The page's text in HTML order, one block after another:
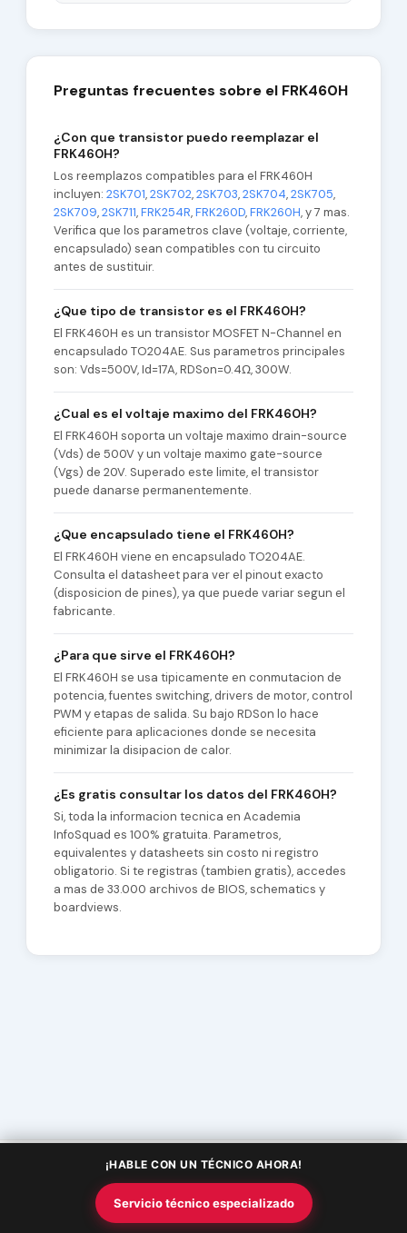
Preguntas frecuentes sobre el FRK460H
¿Con que transistor puedo reemplazar el
FRK460H?
Los reemplazos compatibles para el FRK460H
incluyen: 2SK701,2SK702,2SK703,2SK704,2SK705,
2SK709,2SK711,FRK254R,FRK260D,FRK260H, y 7 mas.
Verifica que los parametros clave (voltaje, corriente,
encapsulado) sean compatibles con tu circuito
antes de sustituir.
¿Que tipo de transistor es el FRK460H?
El FRK460H es un transistor MOSFET N-Channel en
encapsulado TO204AE. Sus parametros principales
son: Vds=500V, Id=17A, RDSon=0.4Ω, 300W.
¿Cual es el voltaje maximo del FRK460H?
El FRK460H soporta un voltaje maximo drain-source
(Vds) de 500V y un voltaje maximo gate-source
(Vgs) de 20V. Superado este limite, el transistor
puede danarse permanentemente.
¿Que encapsulado tiene el FRK460H?
El FRK460H viene en encapsulado TO204AE.
Consulta el datasheet para ver el pinout exacto
(disposicion de pines), ya que puede variar segun el
fabricante.
¿Para que sirve el FRK460H?
El FRK460H se usa tipicamente en conmutacion de
potencia, fuentes switching, drivers de motor, control
PWM y etapas de salida. Su bajo RDSon lo hace
eficiente para aplicaciones donde se necesita
minimizar la disipacion de calor.
¿Es gratis consultar los datos del FRK460H?
Si, toda la informacion tecnica en Academia
InfoSquad es 100% gratuita. Parametros,
equivalentes y datasheets sin costo ni registro
obligatorio. Si te registras (tambien gratis), accedes
a mas de 33.000 archivos de BIOS, schematics y
boardviews.
Copyright © 2026 Academia InfoSquad | Powered by
para WordPress
¡HABLE CON UN TÉCNICO AHORA!
Servicio técnico especializado